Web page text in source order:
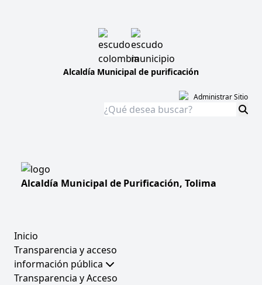
Alcaldía Municipal de purificación
Administrar Sitio
Alcaldía Municipal de Purificación, Tolima
Inicio
Transparencia y acceso
información pública
Transparencia y Acceso